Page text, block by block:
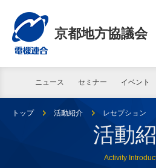
京都地方協議会
ニュース セミナー イベント
トップ 活動紹介 レセプション
活動
Activity